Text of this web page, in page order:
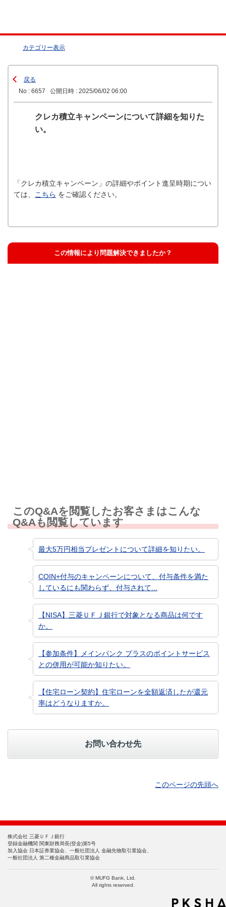
カテゴリー表示
戻る
No : 6657
公開日時 : 2025/06/02 06:00
クレカ積立キャンペーンについて詳細を知りた
い。
「クレカ積立キャンペーン」の詳細やポイント進呈時期につい
ては、
こちら をご確認ください。
この情報により問題解決できましたか？
このQ&Aを閲覧したお客さまはこんな
Q&Aも閲覧しています
最大5万円相当プレゼントについて詳細を知りたい。
COIN+付与のキャンペーンについて、付与条件を満た
しているにも関わらず、付与されて...
【NISA】三菱ＵＦＪ銀行で対象となる商品は何です
か。
【参加条件】メインパンク プラスのポイントサービス
との併用が可能か知りたい。
【住宅ローン契約】住宅ローンを全額返済したが還元
率はどうなりますか。
お問い合わせ先
このページの先頭へ
株式会社 三菱ＵＦＪ銀行
登録金融機関 関東財務局長(登金)第5号
加入協会 日本証券業協会、一般社団法人 金融先物取引業協会、
一般社団法人 第二種金融商品取引業協会
© MUFG Bank, Ltd.
All rights reserved.